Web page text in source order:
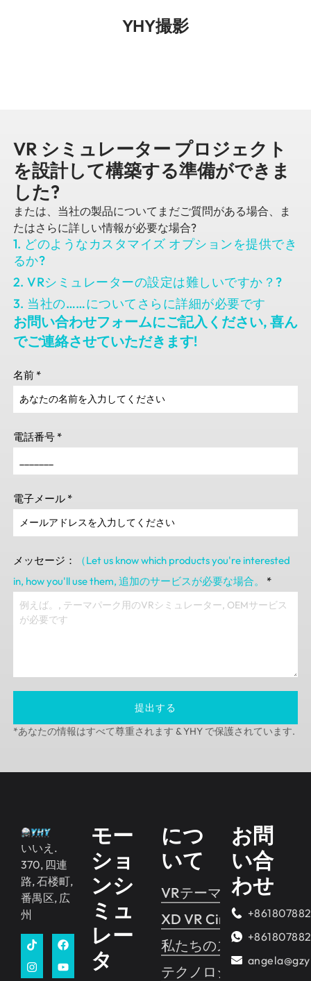
YHY撮影
VR シミュレーター プロジェクト
を設計して構築する準備ができま
した?
または、当社の製品についてまだご質問がある場合、ま
たはさらに詳しい情報が必要な場合?
1. どのようなカスタマイズ オプションを提供でき
るか?
2. VRシミュレーターの設定は難しいですか？?
3. 当社の……についてさらに詳細が必要です
お問い合わせフォームにご記入ください, 喜ん
でご連絡させていただきます!
名前 *
電話番号 *
電子メール *
メッセージ：
（Let us know which products you're interested
in, how you'll use them, 追加のサービスが必要な場合。 *
提出する
*あなたの情報はすべて尊重されます & YHY で保護されています.
いいえ.
370, 四連
路, 石楼町,
番禺区, 広
州
モー
ショ
ンシ
ミュ
レー
タ
につ
いて
VRテーマパーク
XD VR Cinema
私たちのストーリー
テクノロジー
お問
い合
わせ